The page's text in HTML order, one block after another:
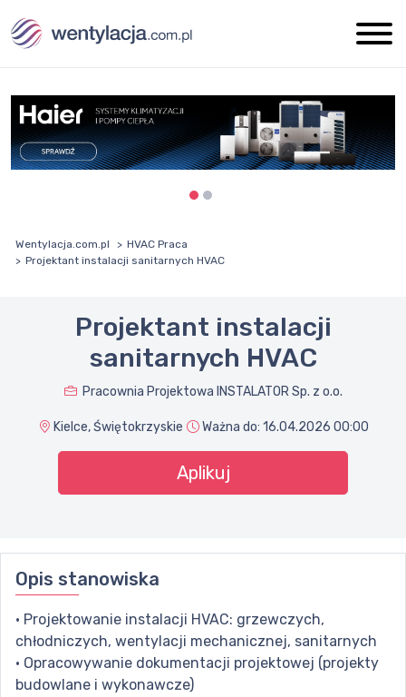
Wentylacja.com.pl
HVAC Praca
Projektant instalacji sanitarnych HVAC
Projektant instalacji
sanitarnych HVAC
Pracownia Projektowa INSTALATOR Sp. z o.o.
Kielce, Świętokrzyskie Ważna do: 16.04.2026 00:00
Aplikuj
Opis stanowiska
• Projektowanie instalacji HVAC: grzewczych,
chłodniczych, wentylacji mechanicznej, sanitarnych
• Opracowywanie dokumentacji projektowej (projekty
budowlane i wykonawcze)